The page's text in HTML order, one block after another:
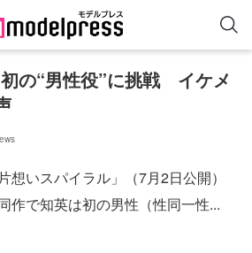
の“男性役”に挑戦 イケメ
想いスパイラル」（7月2日公開）
作で知英は初の男性（性同一性...